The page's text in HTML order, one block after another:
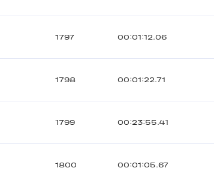
1797 00:01:12.06
1798 00:01:22.71
1799 00:23:55.41
1800 00:01:05.67